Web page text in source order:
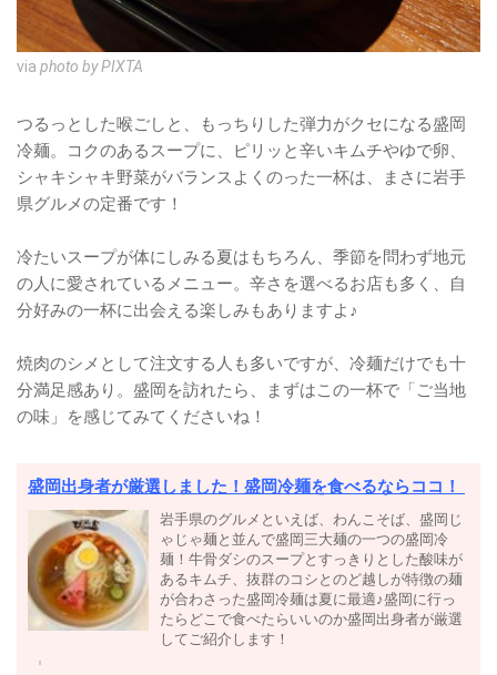
via photo by PIXTA
つるっとした喉ごしと、もっちりした弾力がクセになる盛岡
冷麺。コクのあるスープに、ピリッと辛いキムチやゆで卵、
シャキシャキ野菜がバランスよくのった一杯は、まさに岩手
県グルメの定番です！
冷たいスープが体にしみる夏はもちろん、季節を問わず地元
の人に愛されているメニュー。辛さを選べるお店も多く、自
分好みの一杯に出会える楽しみもありますよ♪
焼肉のシメとして注文する人も多いですが、冷麺だけでも十
分満足感あり。盛岡を訪れたら、まずはこの一杯で「ご当地
の味」を感じてみてくださいね！
盛岡出身者が厳選しました！盛岡冷麺を食べるならココ！
岩手県のグルメといえば、わんこそば、盛岡じ
ゃじゃ麺と並んで盛岡三大麺の一つの盛岡冷
麺！牛骨ダシのスープとすっきりとした酸味が
あるキムチ、抜群のコシとのど越しが特徴の麺
が合わさった盛岡冷麺は夏に最適♪盛岡に行っ
たらどこで食べたらいいのか盛岡出身者が厳選
してご紹介します！